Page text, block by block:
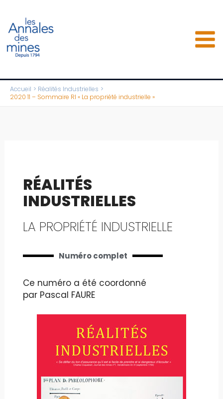
contenu
Accueil
Réalités Industrielles
2020 11 – Sommaire RI « La propriété industrielle »
RÉALITÉS
INDUSTRIELLES
LA PROPRIÉTÉ INDUSTRIELLE
Numéro complet
Ce numéro a été coordonné
par Pascal FAURE